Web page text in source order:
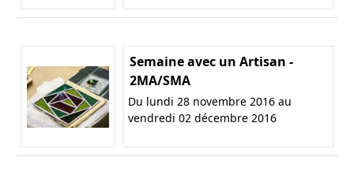
Semaine avec un Artisan -
2MA/SMA
Du lundi 28 novembre 2016 au
vendredi 02 décembre 2016